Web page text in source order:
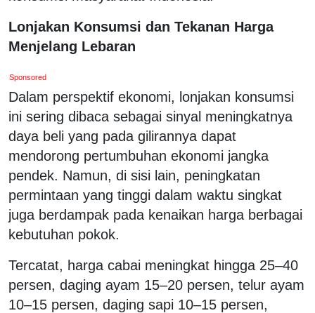
Lonjakan Konsumsi dan Tekanan Harga
Menjelang Lebaran
Sponsored
Dalam perspektif ekonomi, lonjakan konsumsi
ini sering dibaca sebagai sinyal meningkatnya
daya beli yang pada gilirannya dapat
mendorong pertumbuhan ekonomi jangka
pendek. Namun, di sisi lain, peningkatan
permintaan yang tinggi dalam waktu singkat
juga berdampak pada kenaikan harga berbagai
kebutuhan pokok.
Tercatat, harga cabai meningkat hingga 25–40
persen, daging ayam 15–20 persen, telur ayam
10–15 persen, daging sapi 10–15 persen,